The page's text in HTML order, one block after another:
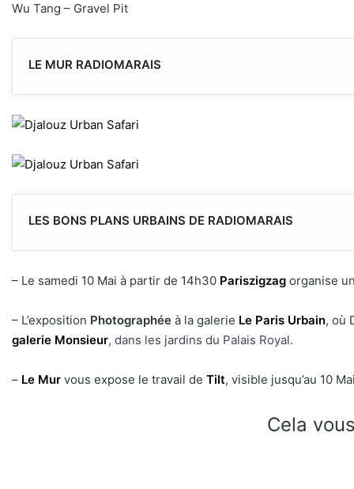
Wu Tang – Gravel Pit
LE MUR RADIOMARAIS
LES BONS PLANS URBAINS DE RADIOMARAIS
– Le samedi 10 Mai à partir de 14h30 Pariszigzag organise
– L’exposition Photographée à la galerie Le Paris Urbain, où
galerie Monsieur, dans les jardins du Palais Royal.
– Le Mur vous expose le travail de Tilt, visible jusqu’au 10
Cela